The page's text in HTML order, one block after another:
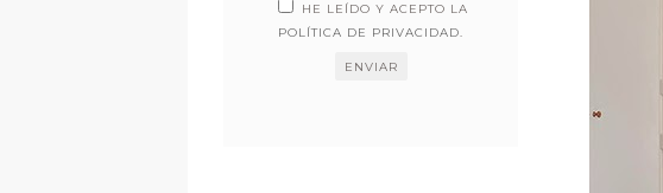
HE LEÍDO Y ACEPTO LA
POLÍTICA DE PRIVACIDAD.